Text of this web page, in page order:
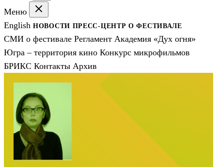
Меню
English НОВОСТИ ПРЕСС-ЦЕНТРО ФЕСТИВАЛЕ
СМИ о фестивале Регламент Академия «Дух огня»
Югра – территория кино Конкурс микрофильмов
БРИКС Контакты Архив